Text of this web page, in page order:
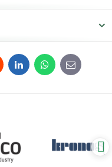
LinkedInWhatsApp
E-
mail